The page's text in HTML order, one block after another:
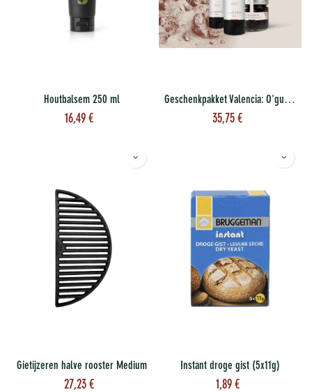
Houtbalsem 250 ml
16,49 €
Geschenkpakket Valencia: O'gustinos + Dona Luisa 250 ml+ Don Alberto 250 ml
35,75 €
Gietijzeren halve rooster Medium
27,23 €
Instant droge gist (5x11g)
1,89€